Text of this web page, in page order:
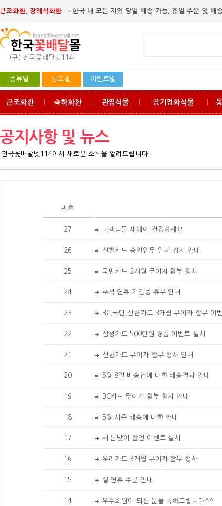
근조화환, 장례식화환 → 한국 내 모든 지역 당일 배송 가능, 휴일 주문 및 배
(구) 전국꽃배달넷114
종류별 용도별 이벤트별
근조화환 축하화환 관엽식물 공기정화식물
공지사항 및 뉴스
전국꽃배달넷114에서 새로운 소식을 알려드립니다.
번호
27 고객님들 새해에 건강하세요
26 신한카드 승인업무 일지 정지 안내
25 국민카드 2개월 무이자 할부 행사
24 추석 연휴 기간중 휴무 안내
23 BC,국민,신한카드 3개월 무이자 할부 이
22 삼성카드 500만원 경품 이벤트 실시
21 신한카드 무이자 할부 행사 안내
20 5월 8일 배송건에 대한 배송결과 안내
19 BC카드 무이자 할부 행사 안내
18 5월 시즌 배송에 대한 안내
17 새 봄맞이 할인 이벤트 실시
16 우리카드 3개월 무이자 할부 행사
15 설 연휴 주문 안내
14 우수회원이 되신 분들 축하드립니다^^